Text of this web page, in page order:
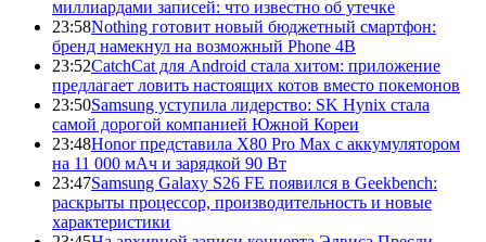
миллиардами записей: что известно об утечке
23:58Nothing готовит новый бюджетный смартфон:
бренд намекнул на возможный Phone 4B
23:52CatchCat для Android стала хитом: приложение
предлагает ловить настоящих котов вместо покемонов
23:50Samsung уступила лидерство: SK Hynix стала
самой дорогой компанией Южной Кореи
23:48Honor представила X80 Pro Max с аккумулятором
на 11 000 мАч и зарядкой 90 Вт
23:47Samsung Galaxy S26 FE появился в Geekbench:
раскрыты процессор, производительность и новые
характеристики